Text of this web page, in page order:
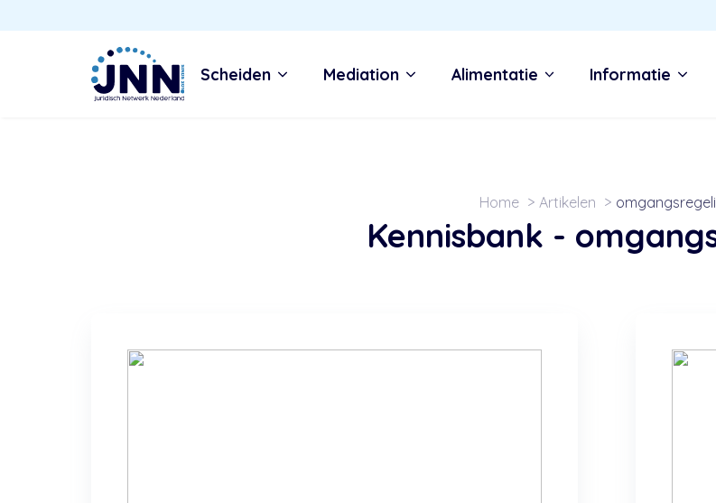
Scheiden Mediation Alimentatie Informatie
Home Artikelen
Kennisbank -